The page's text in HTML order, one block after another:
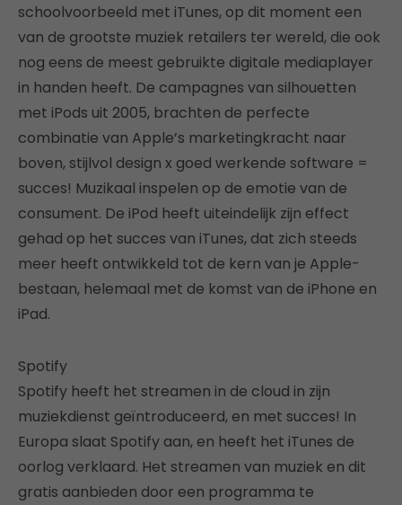
schoolvoorbeeld met iTunes, op dit moment een
van de grootste muziek retailers ter wereld, die ook
nog eens de meest gebruikte digitale mediaplayer
in handen heeft. De campagnes van silhouetten
met iPods uit 2005, brachten de perfecte
combinatie van Apple’s marketingkracht naar
boven, stijlvol design x goed werkende software =
succes! Muzikaal inspelen op de emotie van de
consument. De iPod heeft uiteindelijk zijn effect
gehad op het succes van iTunes, dat zich steeds
meer heeft ontwikkeld tot de kern van je Apple-
bestaan, helemaal met de komst van de iPhone en
iPad.
Spotify
Spotify heeft het streamen in de cloud in zijn
muziekdienst geïntroduceerd, en met succes! In
Europa slaat Spotify aan, en heeft het iTunes de
oorlog verklaard. Het streamen van muziek en dit
gratis aanbieden door een programma te